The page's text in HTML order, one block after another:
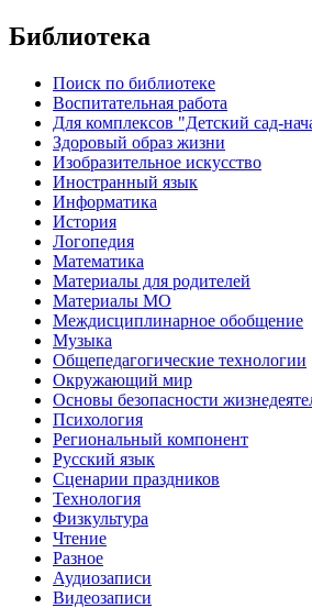
Библиотека
Поиск по библиотеке
Воспитательная работа
Для комплексов "Детский сад-
Здоровый образ жизни
Изобразительное искусство
Иностранный язык
Информатика
История
Логопедия
Математика
Материалы для родителей
Материалы МО
Междисциплинарное обобщение
Музыка
Общепедагогические технологии
Окружающий мир
Основы безопасности
Психология
Региональный компонент
Русский язык
Сценарии праздников
Технология
Физкультура
Чтение
Разное
Аудиозаписи
Видеозаписи